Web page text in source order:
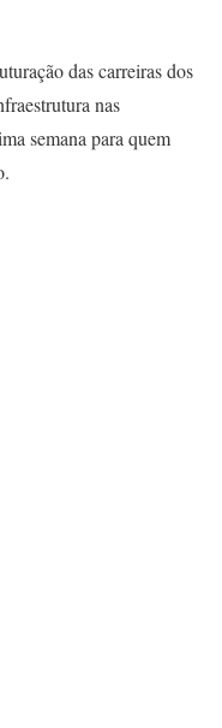
das carreiras dos
nas
semana para quem